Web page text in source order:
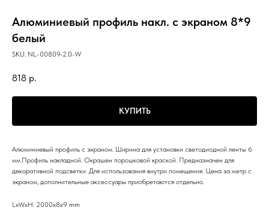
Алюминиевый профиль накл. с экраном 8*9
белый
SKU: NL-00809-2.0-W
818 р.
КУПИТЬ
Алюминиевый профиль с экраном. Ширина для установки светодиодной ленты 6
мм.Профиль накладной. Окрашен порошковой краской. Предназначен для
декоративной подсветки. Для использования внутри помещения. Цена за метр с
экраном, дополнительные аксессуары приобретаются отдельно.
LxWxH: 2000x8x9 mm